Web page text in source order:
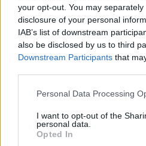
your opt-out. You may
disclosure of your personal
IAB’s list of downstream
also be disclosed by us to third
Downstream Participants that
Please note that this website/
not limited to your visit or usage
grant or deny consent to Google
use your data for below
Personal Data Processing
I want to opt-out of the
personal data.
Opted In
22.07.2026 21:20